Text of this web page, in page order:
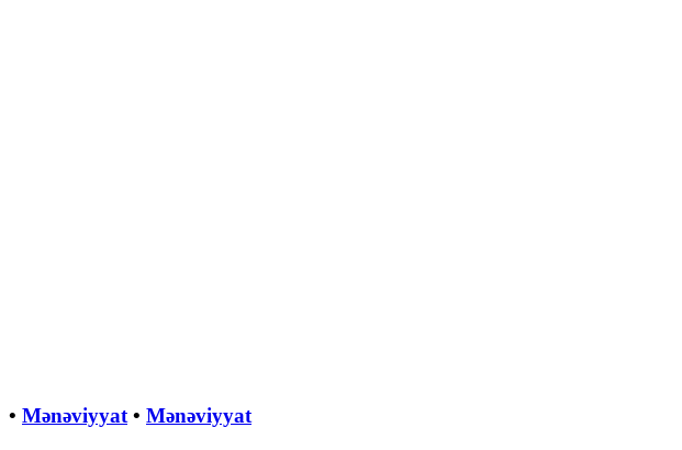
• Mənəviyyat • Mənəviyyat